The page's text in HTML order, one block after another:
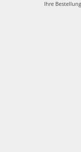
Ihre Bestellung